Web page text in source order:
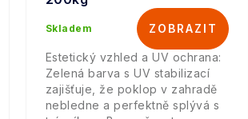
Skladem
Estetický vzhled a UV ochrana:
Zelená barva s UV stabilizací
zajišťuje, že poklop v zahradě
nebledne a perfektně splývá s